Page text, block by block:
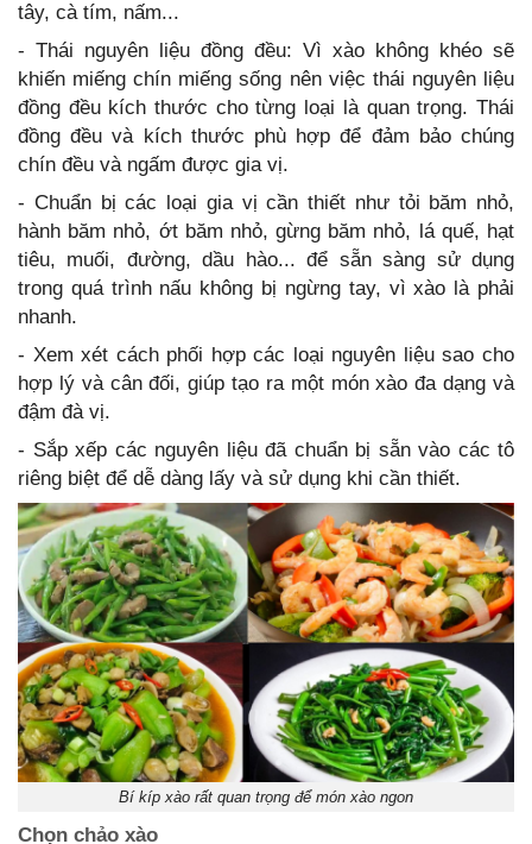
tây, cà tím, nấm...
- Thái nguyên liệu đồng đều: Vì xào không khéo sẽ
khiến miếng chín miếng sống nên việc thái nguyên liệu
đồng đều kích thước cho từng loại là quan trọng. Thái
đồng đều và kích thước phù hợp để đảm bảo chúng
chín đều và ngấm được gia vị.
- Chuẩn bị các loại gia vị cần thiết như tỏi băm nhỏ,
hành băm nhỏ, ớt băm nhỏ, gừng băm nhỏ, lá quế, hạt
tiêu, muối, đường, dầu hào... để sẵn sàng sử dụng
trong quá trình nấu không bị ngừng tay, vì xào là phải
nhanh.
- Xem xét cách phối hợp các loại nguyên liệu sao cho
hợp lý và cân đối, giúp tạo ra một món xào đa dạng và
đậm đà vị.
- Sắp xếp các nguyên liệu đã chuẩn bị sẵn vào các tô
riêng biệt để dễ dàng lấy và sử dụng khi cần thiết.
Bí kíp xào rất quan trọng để món xào ngon
Chọn chảo xào